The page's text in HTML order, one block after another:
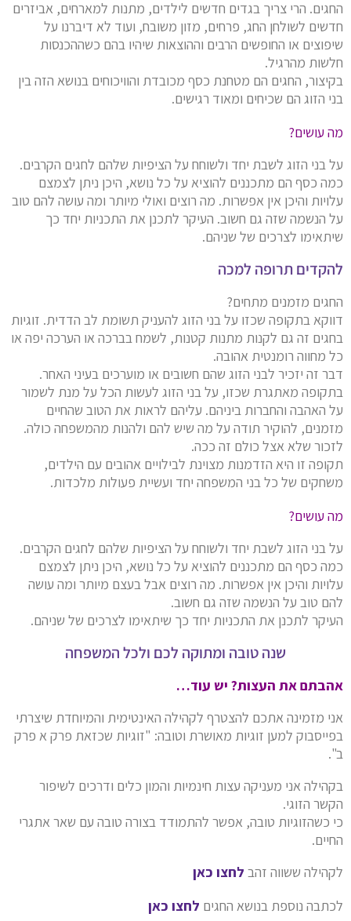
החגים. הרי צריך בגדים חדשים לילדים, מתנות למארחים, אביזרים
חדשים לשולחן החג, פרחים, מזון משובח, ועוד לא דיברנו על
שיפוצים או החופשים הרבים וההוצאות שיהיו בהם כשההכנסות
חלשות מהרגיל.
בקיצור, החגים הם מטחנת כסף מכובדת והוויכוחים בנושא הזה בין
בני הזוג הם שכיחים ומאוד רגישים.
מה עושים?
על בני הזוג לשבת יחד ולשוחח על הציפיות שלהם לחגים הקרבים.
כמה כסף הם מתכננים להוציא על כל נושא, היכן ניתן לצמצם
עלויות והיכן אין אפשרות. מה רוצים ואולי מיותר ומה עושה להם טוב
על הנשמה שזה גם חשוב. העיקר לתכנן את התכניות יחד כך
שיתאימו לצרכים של שניהם.
להקדים תרופה למכה
החגים מזמנים מתחים?
דווקא בתקופה שכזו על בני הזוג להעניק תשומת לב הדדית. זוגיות
בחגים זה גם לקנות מתנות קטנות, לשמח בברכה או הערכה יפה או
כל מחווה רומנטית אהובה.
דבר זה יזכיר לבני הזוג שהם חשובים או מוערכים בעיני האחר.
בתקופה מאתגרת שכזו, על בני הזוג לעשות הכל על מנת לשמור
על האהבה והחברות ביניהם. עליהם לראות את הטוב שהחיים
מזמנים, להוקיר תודה על מה שיש להם ולהנות מהמשפחה כולה.
לזכור שלא אצל כולם זה ככה.
תקופה זו היא הזדמנות מצוינת לבילויים אהובים עם הילדים,
משחקים של כל בני המשפחה יחד ועשיית פעולות מלכדות.
מה עושים?
על בני הזוג לשבת יחד ולשוחח על הציפיות שלהם לחגים הקרבים.
כמה כסף הם מתכננים להוציא על כל נושא, היכן ניתן לצמצם
עלויות והיכן אין אפשרות. מה רוצים אבל בעצם מיותר ומה עושה
להם טוב על הנשמה שזה גם חשוב.
העיקר לתכנן את התכניות יחד כך שיתאימו לצרכים של שניהם.
שנה טובה ומתוקה לכם ולכל המשפחה
אהבתם את העצות? יש עוד…
אני מזמינה אתכם להצטרף לקהילה האינטימית והמיוחדת שיצרתי
בפייסבוק למען זוגיות מאושרת וטובה: "זוגיות שכזאת פרק א פרק
ב".
בקהילה אני מעניקה עצות חינמיות והמון כלים ודרכים לשיפור
הקשר הזוגי.
כי כשהזוגיות טובה, אפשר להתמודד בצורה טובה עם שאר אתגרי
החיים.
לקהילה ששווה זהב לחצו כאן
לכתבה נוספת בנושא החגים לחצו כאן